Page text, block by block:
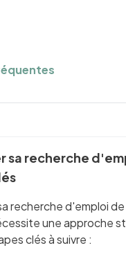
sa recherche
recherche d'emploi
une approche
clés à suivre :